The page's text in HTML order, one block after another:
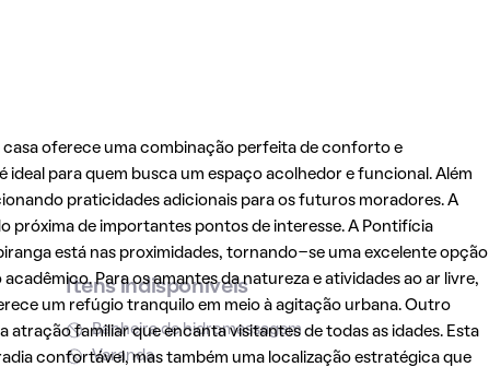
casa oferece uma combinação perfeita de conforto e
para quem busca um espaço acolhedor e funcional. Além
praticidades adicionais para os futuros moradores. A
próxima de importantes pontos de interesse. A Pontifícia
está nas proximidades, tornando-se uma excelente opção
Para os amantes da natureza e atividades ao ar livre,
um refúgio tranquilo em meio à agitação urbana. Outro
atração familiar que encanta visitantes de todas as idades. Esta
confortável, mas também uma localização estratégica que
Itens indisponíveis
Banheira de hidromassagem
Varanda